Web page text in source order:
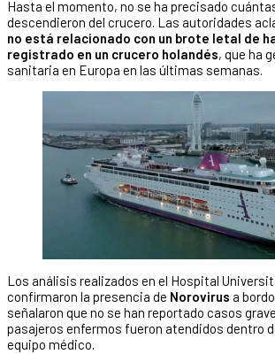
Hasta el momento, no se ha precisado
descendieron del crucero. Las autoridades
no está relacionado con un brote letal de
registrado en un crucero holandés, que ha
sanitaria en Europa en las últimas semanas.
Los análisis realizados en el Hospital
confirmaron la presencia de Norovirus a
señalaron que no se han reportado casos
pasajeros enfermos fueron atendidos dentro
equipo médico.